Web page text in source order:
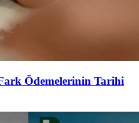
Ödemelerinin Tarihi